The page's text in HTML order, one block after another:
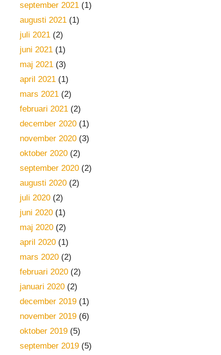
september 2021 (1)
augusti 2021 (1)
juli 2021 (2)
juni 2021 (1)
maj 2021 (3)
april 2021 (1)
mars 2021 (2)
februari 2021 (2)
december 2020 (1)
november 2020 (3)
oktober 2020 (2)
september 2020 (2)
augusti 2020 (2)
juli 2020 (2)
juni 2020 (1)
maj 2020 (2)
april 2020 (1)
mars 2020 (2)
februari 2020 (2)
januari 2020 (2)
december 2019 (1)
november 2019 (6)
oktober 2019 (5)
september 2019 (5)